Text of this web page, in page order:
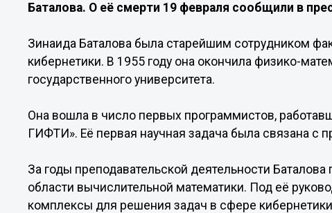
Баталова. О её смерти 19 февраля сообщили в
Зинаида Баталова была старейшим сотрудником
кибернетики. В 1955 году она окончила физико-
государственного университета.
Она вошла в число первых программистов,
ГИФТИ». Её первая научная задача была связана с
За годы преподавательской деятельности
области вычислительной математики. Под её
комплексы для решения задач в сфере